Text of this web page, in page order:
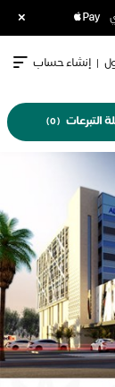
×
| إنشاء حساب
التبرعات (
0
)